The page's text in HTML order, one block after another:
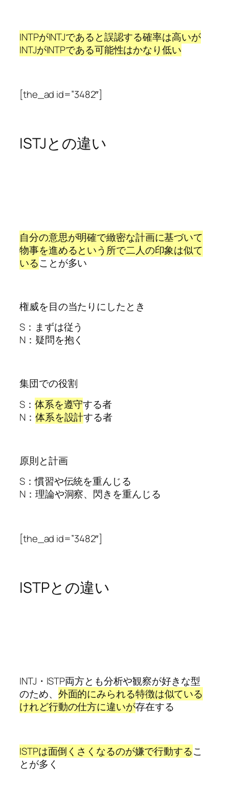
INTPがINTJであると誤認する確率は高いが
INTJがINTPである可能性はかなり低い
[the_ad id=”3482″]
ISTJとの違い
自分の意思が明確で緻密な計画に基づいて
物事を進めるという所で二人の印象は似て
いることが多い
権威を目の当たりにしたとき
S：まずは従う
N：疑問を抱く
集団での役割
S： 体系を遵守する者
N： 体系を設計する者
原則と計画
S：慣習や伝統を重んじる
N：理論や洞察、閃きを重んじる
[the_ad id=”3482″]
ISTPとの違い
INTJ・ISTP両方とも分析や観察が好きな型
のため、 外面的にみられる特徴は似ている
けれど行動の仕方に違いが存在する
ISTPは面倒くさくなるのが嫌で行動するこ
とが多く